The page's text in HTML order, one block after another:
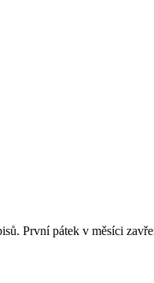
První pátek v měsíci